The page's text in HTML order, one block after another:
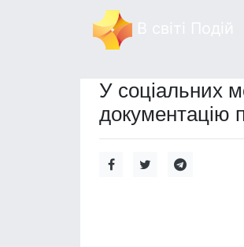
У соціальних
документацію